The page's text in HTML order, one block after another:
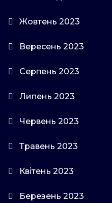
Жовтень 2023
Вересень 2023
Серпень 2023
Липень 2023
Червень 2023
Травень 2023
Квітень 2023
Березень 2023